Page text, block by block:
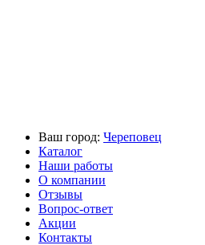
Ваш город: Череповец
Каталог
Наши работы
О компании
Отзывы
Вопрос-ответ
Акции
Контакты